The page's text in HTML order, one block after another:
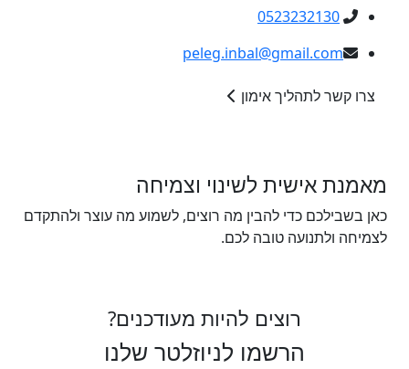
0523232130
peleg.inbal@gmail.com
צרו קשר לתהליך אימון
מאמנת אישית לשינוי וצמיחה
כאן בשבילכם כדי להבין מה רוצים, לשמוע מה עוצר ולהתקדם
לצמיחה ולתנועה טובה לכם.
רוצים להיות מעודכנים?
הרשמו לניוזלטר שלנו